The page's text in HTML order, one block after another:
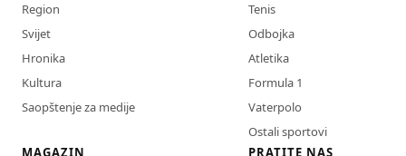
Region
Svijet
Hronika
Kultura
Saopštenje za medije
Tenis
Odbojka
Atletika
Formula 1
Vaterpolo
Ostali sportovi
MAGAZIN
PRATITE NAS